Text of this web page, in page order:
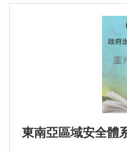
東南亞區域安全體